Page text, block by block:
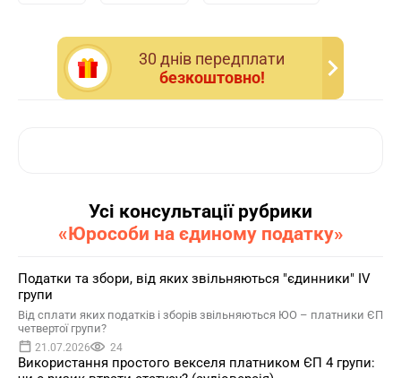
30 днiв передплати
безкоштовно!
Усі консультації рубрики
«Юрособи на єдиному податку»
Податки та збори, від яких звільняються "єдинники" IV
групи
Від сплати яких податків і зборів звільняються ЮО – платники ЄП
четвертої групи?
21.07.2026 24
Використання простого векселя платником ЄП 4 групи: